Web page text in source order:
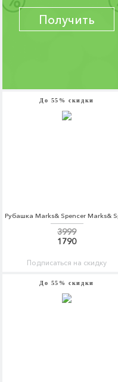
Получить
До 55% скидки
3999
1790
Подписаться на скидку
До 55% скидки